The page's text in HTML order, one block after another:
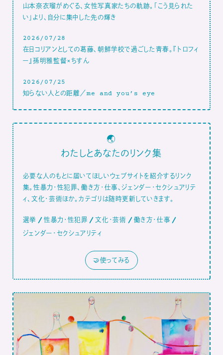
山本奈衣瑠がめぐる、女性写真家たちの軌跡。「こう見られた
い」より、自分に集中した先の輝き
2026/07/28
在日コリアンとしての葛藤、朝鮮学校で過ごした青春。『トロフィ
ー』孫明雅監督×ちすん
2026/07/25
知らない人との距離／me and you’s eye
🌏
わたしとあなたのリンク集
必要な人のもとに届いてほしいウェブサイトを紹介するリンク
集。性暴力・性犯罪、働き方・仕事、ジェンダー・セクシュアリテ
ィ、文化・芸術ほか。カテゴリは随時更新していきます。
選挙 性暴力・性犯罪 文化・芸術
働き方・仕事
ジェンダー・セクシュアリティ
🤝使ってみる